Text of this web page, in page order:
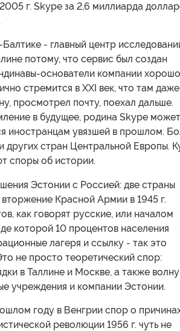
г. Skype за 2,6 миллиарда
- главный центр
потому, что сервис был создан
основатели компании хорошо
стремится в XXI век, что там
просмотрел почту, поехал дальше.
в будущее, родина Skype может
иностранцам увязшей в прошлом.
стран Центральной Европы.
споры об истории.
Эстонии с Россией: две страны
Красной Армии в 1945 г.
как говорят русские, или началом
которой 10 процентов населения
лагеря и ссылку - так это
не просто теоретический спор:
в Таллине и Москве, а также волну
учреждения и компании Эстонии.
году в Венгрии спор о
революции 1956 г. чуть не